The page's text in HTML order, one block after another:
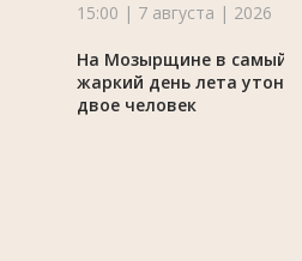
15:00 | 7 августа | 2026
На Мозырщине в самый
жаркий день лета
двое человек